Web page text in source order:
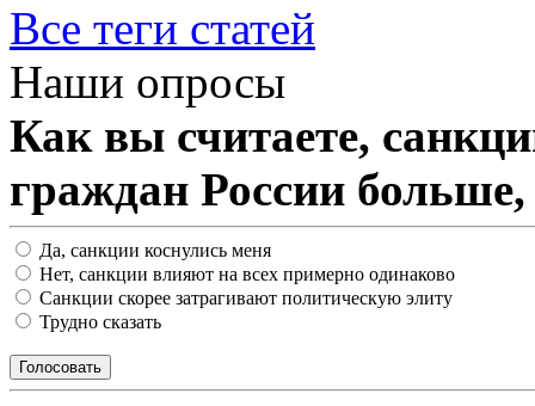
Все теги статей
Наши опросы
Как вы считаете,
граждан России
Да, санкции коснулись меня
Нет, санкции влияют на всех примерно одинаково
Санкции скорее затрагивают политическую элиту
Трудно сказать